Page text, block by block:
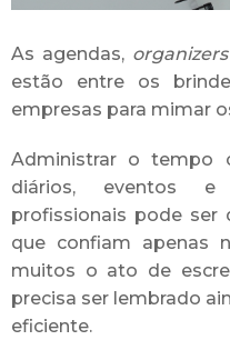
As agendas, organizers
estão entre os
empresas para mimar
Administrar o tempo
diários, eventos
profissionais pode ser
que confiam apenas
muitos o ato de
precisa ser lembrado
eficiente.